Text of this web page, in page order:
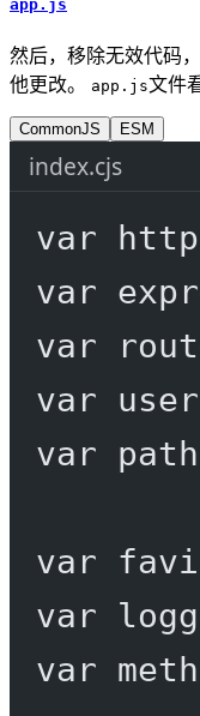
app.js
然后，移除无效代码
他更改。
app.js文件
CommonJS ESM
index.cjs
var http
var
var
var user
var path
var
var
var